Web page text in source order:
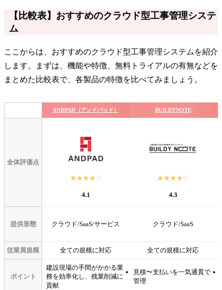
【比較表】おすすめのクラウド型工事管理システ
ム
ここからは、おすすめのクラウド型工事管理システムを紹介
します。まずは、機能や特徴、無料トライアルの有無などを
まとめた比較表で、各製品の特徴を比べてみましょう。
ANDPAD（アンドパッド） BUILDYNOTE
全体評価点
☆☆☆☆☆
★★★★★
4.1
☆☆☆☆☆
★★★★★
4.3
提供形態 クラウド/SaaS/サービス クラウド/SaaS
従業員規模 全ての規模に対応 全ての規模に対応
ポイント
建設現場の手間がかかる業
務を効率化し、残業削減に
貢献
見積〜支払いを一気通貫で
管理